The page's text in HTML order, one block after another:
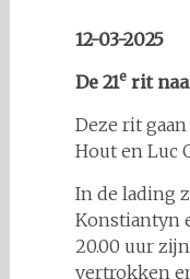
12-03-2025
De 21erit
Deze rit
Hout en Luc
In de lading
Konstiantyn
20.00 uur
vertrokken